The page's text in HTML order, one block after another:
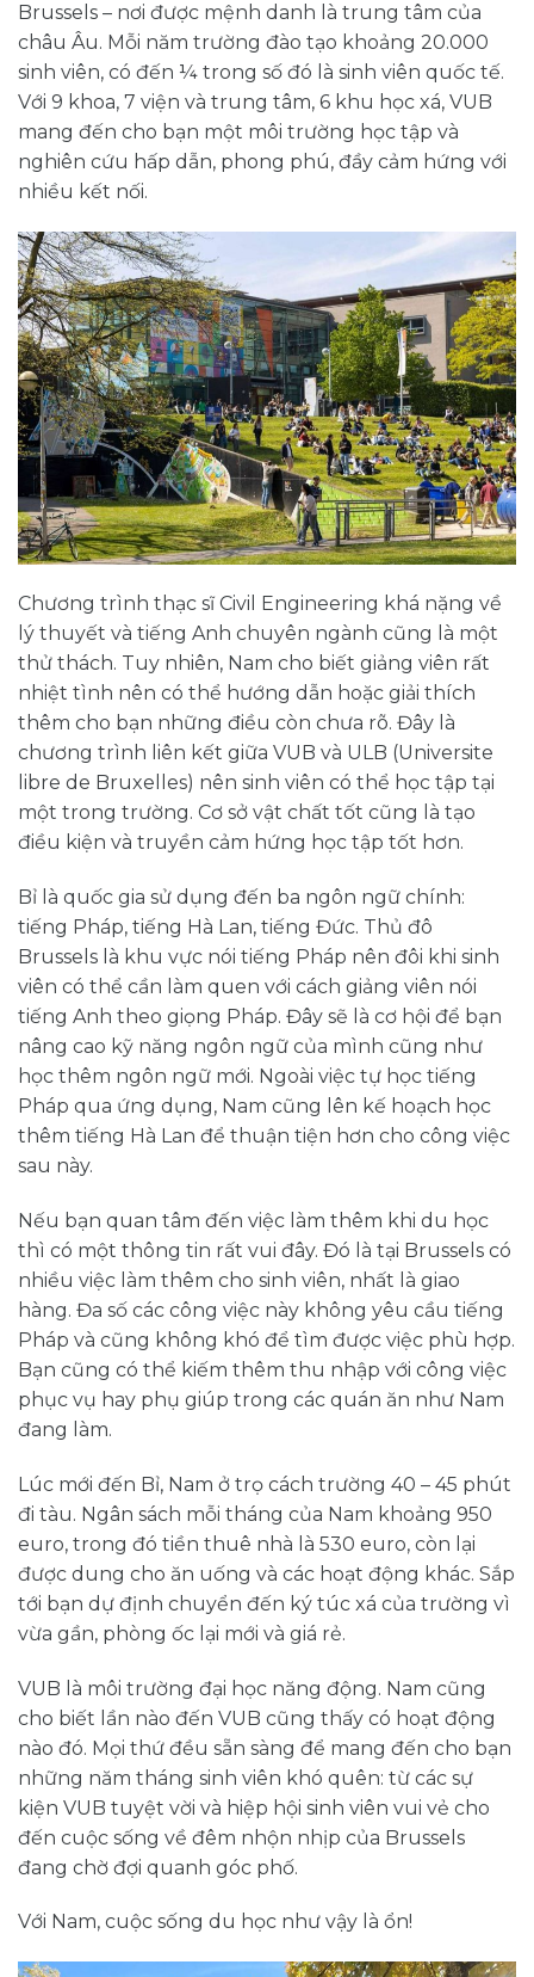
Brussels – nơi được mệnh danh là trung tâm của
châu Âu. Mỗi năm trường đào tạo khoảng 20.000
sinh viên, có đến ¼ trong số đó là sinh viên quốc tế.
Với 9 khoa, 7 viện và trung tâm, 6 khu học xá, VUB
mang đến cho bạn một môi trường học tập và
nghiên cứu hấp dẫn, phong phú, đầy cảm hứng với
nhiều kết nối.
Chương trình thạc sĩ Civil Engineering khá nặng về
lý thuyết và tiếng Anh chuyên ngành cũng là một
thử thách. Tuy nhiên, Nam cho biết giảng viên rất
nhiệt tình nên có thể hướng dẫn hoặc giải thích
thêm cho bạn những điều còn chưa rõ. Đây là
chương trình liên kết giữa VUB và ULB (Universite
libre de Bruxelles) nên sinh viên có thể học tập tại
một trong trường. Cơ sở vật chất tốt cũng là tạo
điều kiện và truyền cảm hứng học tập tốt hơn.
Bỉ là quốc gia sử dụng đến ba ngôn ngữ chính:
tiếng Pháp, tiếng Hà Lan, tiếng Đức. Thủ đô
Brussels là khu vực nói tiếng Pháp nên đôi khi sinh
viên có thể cần làm quen với cách giảng viên nói
tiếng Anh theo giọng Pháp. Đây sẽ là cơ hội để bạn
nâng cao kỹ năng ngôn ngữ của mình cũng như
học thêm ngôn ngữ mới. Ngoài việc tự học tiếng
Pháp qua ứng dụng, Nam cũng lên kế hoạch học
thêm tiếng Hà Lan để thuận tiện hơn cho công việc
sau này.
Nếu bạn quan tâm đến việc làm thêm khi du học
thì có một thông tin rất vui đây. Đó là tại Brussels có
nhiều việc làm thêm cho sinh viên, nhất là giao
hàng. Đa số các công việc này không yêu cầu tiếng
Pháp và cũng không khó để tìm được việc phù hợp.
Bạn cũng có thể kiếm thêm thu nhập với công việc
phục vụ hay phụ giúp trong các quán ăn như Nam
đang làm.
Lúc mới đến Bỉ, Nam ở trọ cách trường 40 – 45 phút
đi tàu. Ngân sách mỗi tháng của Nam khoảng 950
euro, trong đó tiền thuê nhà là 530 euro, còn lại
được dung cho ăn uống và các hoạt động khác. Sắp
tới bạn dự định chuyển đến ký túc xá của trường vì
vừa gần, phòng ốc lại mới và giá rẻ.
VUB là môi trường đại học năng động. Nam cũng
cho biết lần nào đến VUB cũng thấy có hoạt động
nào đó. Mọi thứ đều sẵn sàng để mang đến cho bạn
những năm tháng sinh viên khó quên: từ các sự
kiện VUB tuyệt vời và hiệp hội sinh viên vui vẻ cho
đến cuộc sống về đêm nhộn nhịp của Brussels
đang chờ đợi quanh góc phố.
Với Nam, cuộc sống du học như vậy là ổn!